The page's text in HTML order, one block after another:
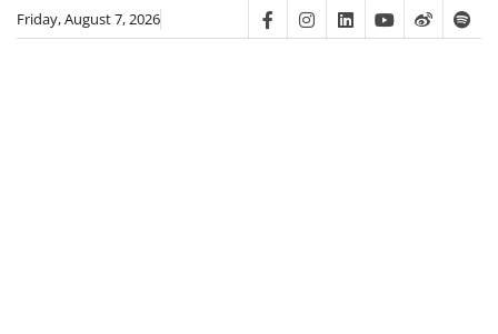
SkipFriday, August 7, 2026 FacebookInstagram
LinkedinYoutube
Weibo